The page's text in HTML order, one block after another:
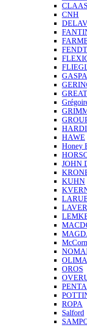
CLAAS
CNH
FENDT
HARDI
HAWE
Honey
JOHN
KUHN
OROS
PENTA
ROPA
Salford